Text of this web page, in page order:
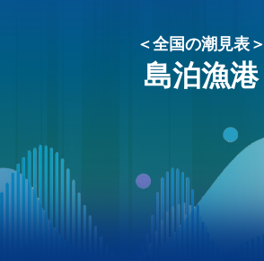
＜全国の潮見表＞
島泊漁港